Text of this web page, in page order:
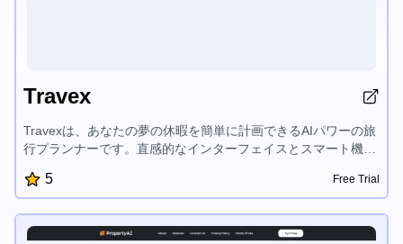
Travex
Travexは、あなたの夢の休暇を簡単に計画できるAIパワーの旅
行プランナーです。直感的なインターフェイスとスマート機能
を探索し、旅行のヒントにアクセスできます。Travexは休暇の
計画プロセスを簡素化し、旅行を楽しむことに集中できるよう
5 Free Trial